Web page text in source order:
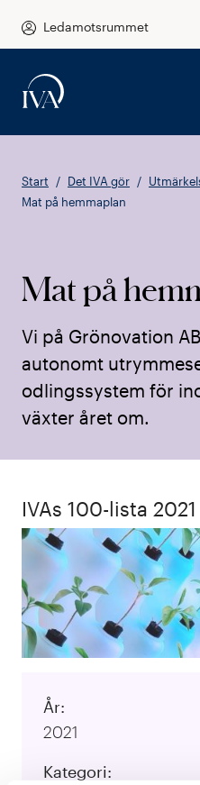
Ledamotsrummet
Start Det IVA gör
Mat på hemmaplan
Mat på
Vi på Grönovation
autonomt
odlingssystem för
växter året om.
IVAs 100-lista 2021
År:
2021
Kategori: